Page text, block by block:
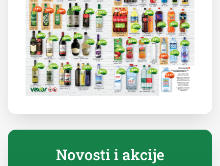
Novosti i akcije